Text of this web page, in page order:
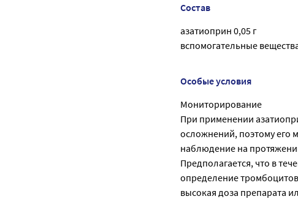
Состав
азатиоприн 0,05 г
вспомогательные
Особые условия
Мониторирование
При применении
осложнений, поэтому его
наблюдение на
Предполагается, что в
определение
высокая доза препарата